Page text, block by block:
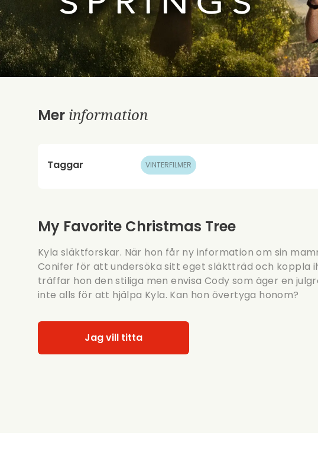
Mer information
Taggar VINTERFILMER
My Favorite Christmas Tree
Kyla släktforskar. När hon får ny information om sin
Conifer för att undersöka sitt eget släktträd och koppla
träffar hon den stiliga men envisa Cody som äger en
inte alls för att hjälpa Kyla. Kan hon övertyga honom?
Jag vill titta